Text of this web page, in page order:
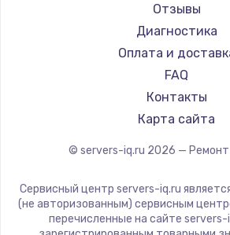
Отзывы
Диагностика
Оплата и
FAQ
Контакты
Карта сайта
© servers-iq.ru 2026 — Ремонт
Сервисный центр servers-iq.ru
(не авторизованным) сервисным
перечисленные на сайте servers-